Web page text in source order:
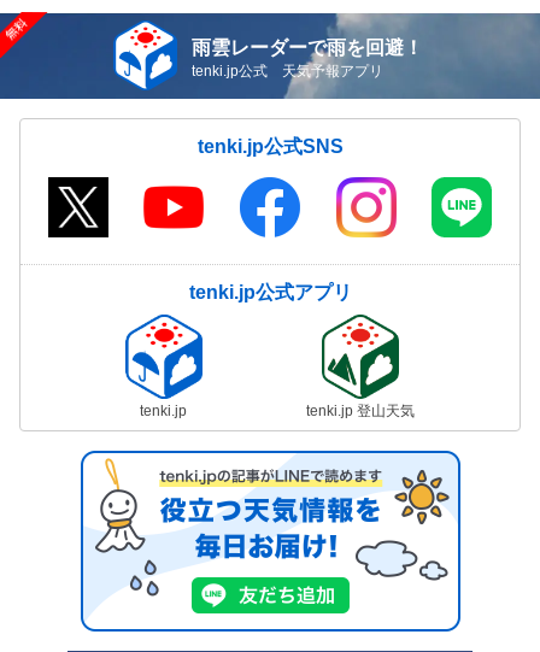
雨雲レーダーで雨を回避！
tenki.jp公式 天気予報アプリ
tenki.jp公式SNS
tenki.jp公式アプリ
tenki.jp tenki.jp 登山天気